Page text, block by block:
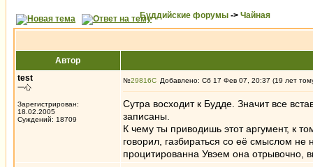
Буддийские форумы -> Чайная
Автор
test
一心
Зарегистрирован:
18.02.2005
Суждений: 18709
№29816 Добавлено: Сб 17 Фев 07, 20:37 (19 лет
Сутра восходит к Будде. Значит все
записаны.
К чему ты приводишь этот аргумент, к
говорил, газбираться со её смыслом
процитированна Увэем она отрывочно,